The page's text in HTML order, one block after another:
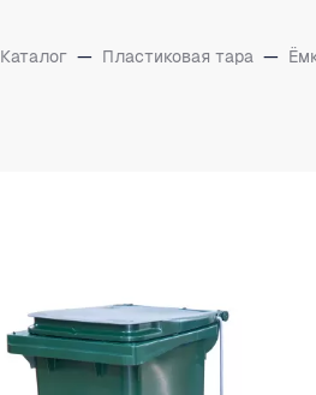
Каталог — Пластиковая тара —